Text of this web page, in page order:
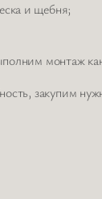
и щебня;
монтаж
закупим